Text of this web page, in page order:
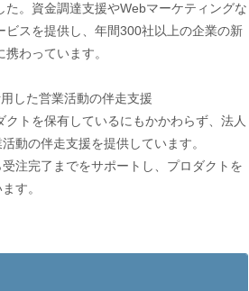
た。資金調達支援やWebマーケティングな
ビスを提供し、年間300社以上の企業の新
わっています。
した営業活動の伴走支援
クトを保有しているにもかかわらず、法人
動の伴走支援を提供しています。
注完了までをサポートし、プロダクトを
す。